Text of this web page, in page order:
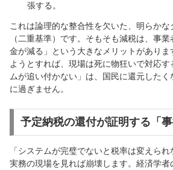
張する。
これは論理的な整合性を欠いた、明らかな
（二重基準）です。そもそも減税は、事
金が減る」という大きなメリットがあり
ようとすれば、現場は死に物狂いで対応
ムが追い付かない」は、国民に還元した
に過ぎません。
予定納税の還付が証明する「
「システムが完璧でないと税率は変えられ
実務の現場を見れば崩壊します。経済学者